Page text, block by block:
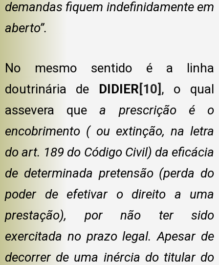
demandas fiquem indefinidamente em
aberto”.
No mesmo sentido é a linha
doutrinária de DIDIER [10] , o qual
assevera quea prescrição é o
encobrimento ( ou extinção, na letra
do art. 189 do Código Civil) da eficácia
de determinada pretensão (perda do
poder de efetivar o direito a uma
prestação), por não ter sido
exercitada no prazo legal. Apesar de
decorrer de uma inércia do titular do